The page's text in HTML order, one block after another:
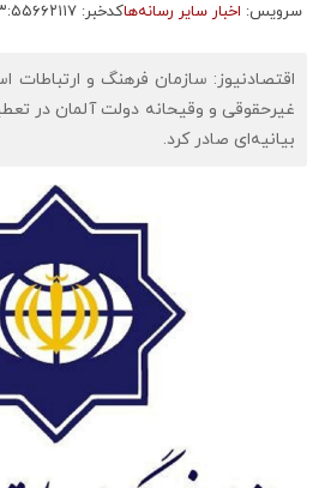
سرویس: اخبار سایر رسانه‌هاکدخبر: ۶۶۲۱۱۷
اقتصادنیوز: سازمان فرهنگ و ارتباطات
غیرحقوقی و وقیحانه دولت آلمان در
بیانیه‌ای صادر کرد.